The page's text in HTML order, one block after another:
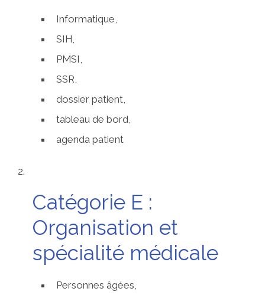
Informatique,
SIH,
PMSI,
SSR,
dossier patient,
tableau de bord,
agenda patient
Catégorie E :
Organisation et
spécialité médicale
Personnes âgées,